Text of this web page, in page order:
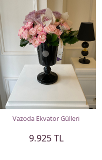
Vazoda Ekvator Gülleri
9.925 TL